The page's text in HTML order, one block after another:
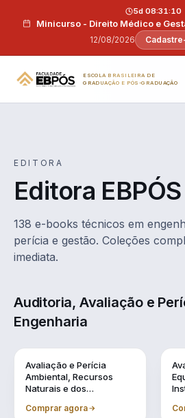
Minicurso - Direito Médico e
12/08/2026
5d 08:31:09
ESCOLA BRASILEIRA DE
GRADUAÇÃO E PÓS-GRADUAÇÃO
EDITORA
Editora EBPÓS
138 e-books técnicos em
perícia e gestão. Coleções
imediata.
Auditoria, Avaliação e
Engenharia
Avaliação e Perícia
Ambiental, Recursos
Naturais e dos
Comprar agora